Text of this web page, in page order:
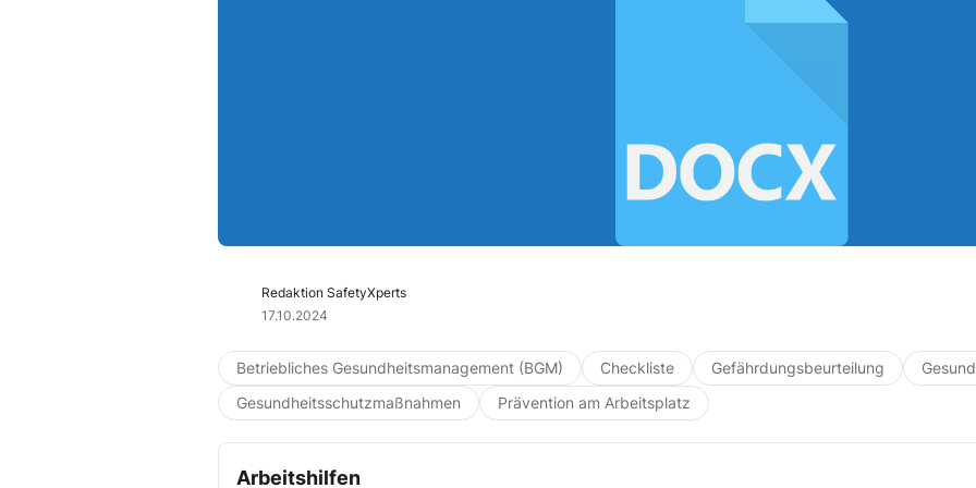
Redaktion SafetyXperts
17.10.2024
Betriebliches Gesundheitsmanagement (BGM) Checkliste Gefährdungsbeurteilung
Gesundheitsschutzmaßnahmen
Prävention am Arbeitsplatz
Arbeitshilfen